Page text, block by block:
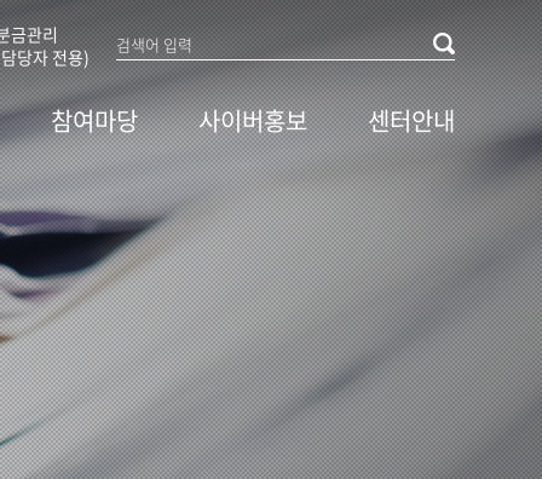
금관리
당자 전용)
참여마당 사이버홍보 센터안내